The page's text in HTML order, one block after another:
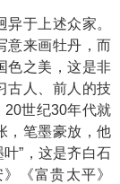
于上述众家。
意来画牡丹，而
色之美，这是非
古人、前人的技
20世纪30年代就
，笔墨豪放，他
”，这是齐白石
《富贵太平》